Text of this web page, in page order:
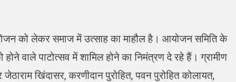
को लेकर समाज में उत्साह का माहौल है। आयोजन समिति के
वाले पाटोत्सव में शामिल होने का निमंत्रण दे रहे हैं। ग्रामीण
खिंदासर, करणीदान पुरोहित, पवन पुरोहित कोलायत,